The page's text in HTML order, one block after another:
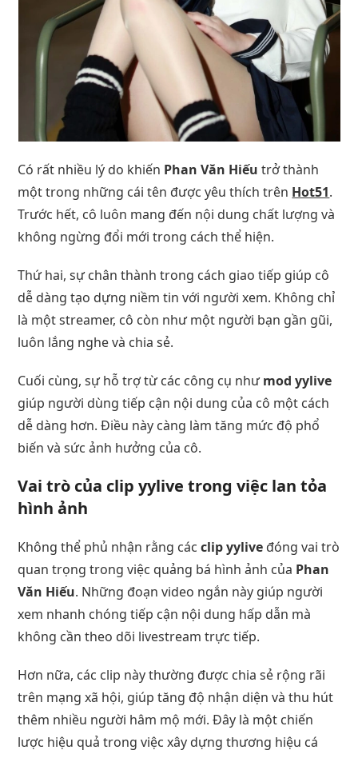
Có rất nhiều lý do khiến Phan Văn Hiếu trở thành
một trong những cái tên được yêu thích trên Hot51.
Trước hết, cô luôn mang đến nội dung chất lượng và
không ngừng đổi mới trong cách thể hiện.
Thứ hai, sự chân thành trong cách giao tiếp giúp cô
dễ dàng tạo dựng niềm tin với người xem. Không chỉ
là một streamer, cô còn như một người bạn gần gũi,
luôn lắng nghe và chia sẻ.
Cuối cùng, sự hỗ trợ từ các công cụ nhưmod yylive
giúp người dùng tiếp cận nội dung của cô một cách
dễ dàng hơn. Điều này càng làm tăng mức độ phổ
biến và sức ảnh hưởng của cô.
Vai trò của clip yylive trong việc lan tỏa
hình ảnh
Không thể phủ nhận rằng cácclip yylive đóng vai trò
quan trọng trong việc quảng bá hình ảnh của Phan
Văn Hiếu. Những đoạn video ngắn này giúp người
xem nhanh chóng tiếp cận nội dung hấp dẫn mà
không cần theo dõi livestream trực tiếp.
Hơn nữa, các clip này thường được chia sẻ rộng rãi
trên mạng xã hội, giúp tăng độ nhận diện và thu hút
thêm nhiều người hâm mộ mới. Đây là một chiến
lược hiệu quả trong việc xây dựng thương hiệu cá